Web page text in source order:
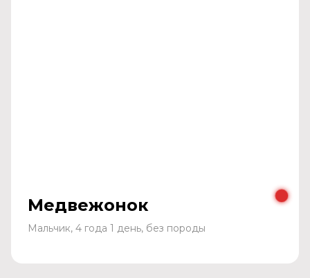
Медвежонок
Мальчик, 4 года 1 день, без породы